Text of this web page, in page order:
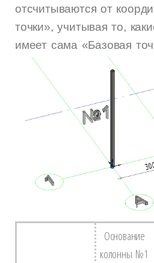
отсчитываются от
точки», учитывая то,
имеет сама «Базовая
Основание
колонны №1